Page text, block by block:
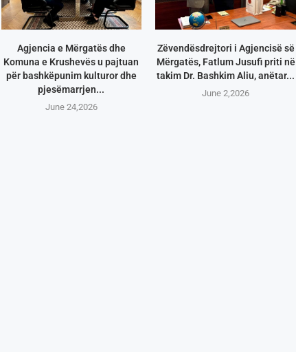
Agjencia e Mërgatës dhe
Komuna e Krushevës u pajtuan
për bashkëpunim kulturor dhe
pjesëmarrjen...
June 24,2026
Zëvendësdrejtori i Agjencisë së
Mërgatës, Fatlum Jusufi priti në
takim Dr. Bashkim Aliu, anëtar...
June 2,2026